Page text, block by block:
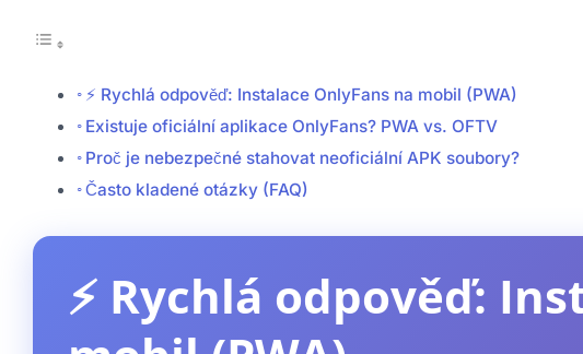
⚡ Rychlá odpověď: Instalace OnlyFans na mobil (PWA)
Existuje oficiální aplikace OnlyFans? PWA vs. OFTV
Proč je nebezpečné stahovat neoficiální APK soubory?
Často kladené otázky (FAQ)
⚡ Rychlá odpověď: